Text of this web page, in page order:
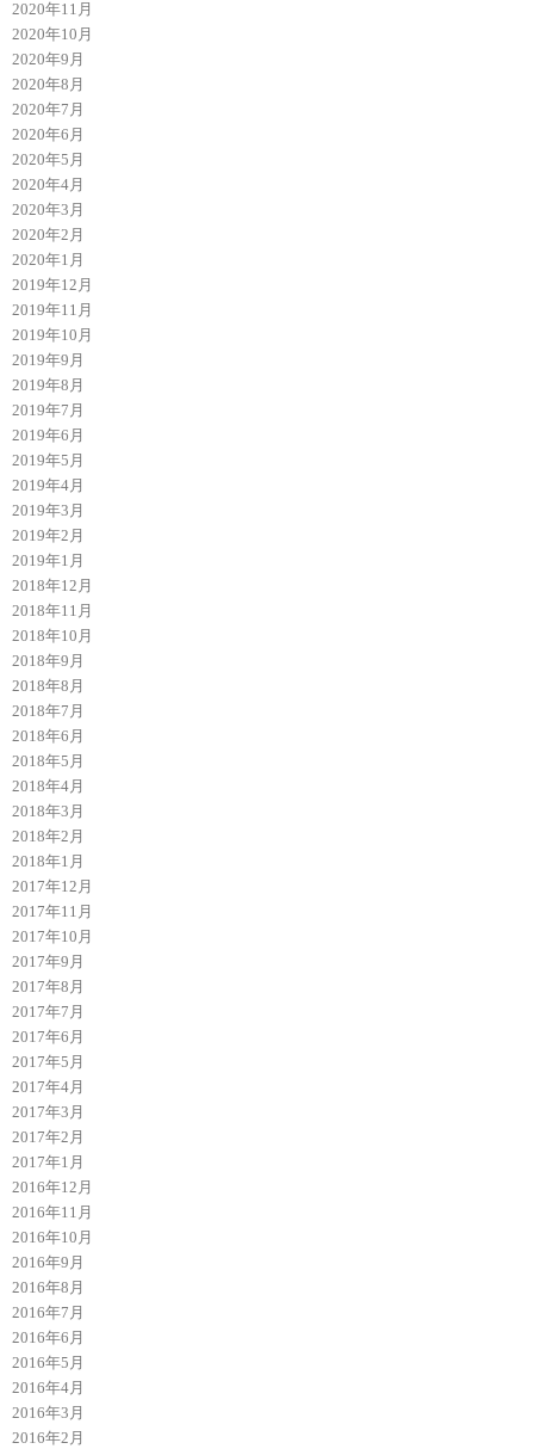
2020年11月
2020年10月
2020年9月
2020年8月
2020年7月
2020年6月
2020年5月
2020年4月
2020年3月
2020年2月
2020年1月
2019年12月
2019年11月
2019年10月
2019年9月
2019年8月
2019年7月
2019年6月
2019年5月
2019年4月
2019年3月
2019年2月
2019年1月
2018年12月
2018年11月
2018年10月
2018年9月
2018年8月
2018年7月
2018年6月
2018年5月
2018年4月
2018年3月
2018年2月
2018年1月
2017年12月
2017年11月
2017年10月
2017年9月
2017年8月
2017年7月
2017年6月
2017年5月
2017年4月
2017年3月
2017年2月
2017年1月
2016年12月
2016年11月
2016年10月
2016年9月
2016年8月
2016年7月
2016年6月
2016年5月
2016年4月
2016年3月
2016年2月